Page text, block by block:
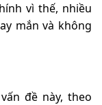
vì thế, nhiều
mắn và không
đề này, theo